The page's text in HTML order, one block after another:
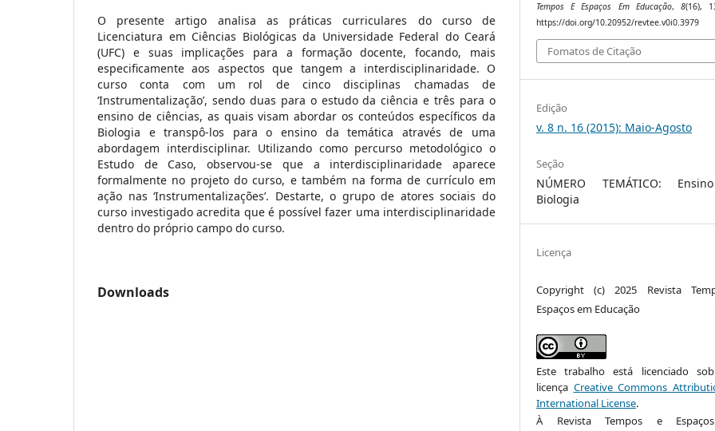
O presente artigo analisa as práticas curriculares do curso de
Licenciatura em Ciências Biológicas da Universidade Federal do Ceará
(UFC) e suas implicações para a formação docente, focando, mais
especificamente aos aspectos que tangem a interdisciplinaridade. O
curso conta com um rol de cinco disciplinas chamadas de
‘Instrumentalização’, sendo duas para o estudo da ciência e três para o
ensino de ciências, as quais visam abordar os conteúdos específicos da
Biologia e transpô-los para o ensino da temática através de uma
abordagem interdisciplinar. Utilizando como percurso metodológico o
Estudo de Caso, observou-se que a interdisciplinaridade aparece
formalmente no projeto do curso, e também na forma de currículo em
ação nas ‘Instrumentalizações’. Destarte, o grupo de atores sociais do
curso investigado acredita que é possível fazer uma interdisciplinaridade
dentro do próprio campo do curso.
Downloads
Tempos E Espaços Em Educação, 8(16),
https://doi.org/10.20952/revtee.v0i0.3979
Fomatos de Citação
Edição
v. 8 n. 16 (2015): Maio-Agosto
Seção
NÚMERO TEMÁTICO:
Biologia
Licença
Copyright (c) 2025 Revista
Espaços em Educação
Este trabalho está licenciado
licença Creative Commons
International License.
À Revista Tempos e